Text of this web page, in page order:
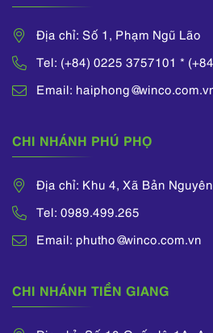
Địa chỉ: Số 1, Phạm Ngũ Lão
Tel: (+84) 0225 3757101 *
Email:
CHI NHÁNH PHÚ PHỌ
Địa chỉ: Khu 4, Xã Bản
Tel: 0989.499.265
Email: phutho@winco.com.vn
CHI NHÁNH TIỀN GIANG